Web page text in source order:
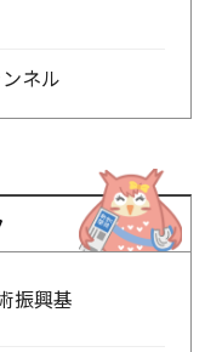
ネル
振興基